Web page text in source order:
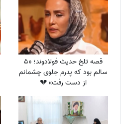
قصه تلخ حدیث فولادوند؛ «5
سالم بود که پدرم جلوی چشمانم
از دست رفت» 💔